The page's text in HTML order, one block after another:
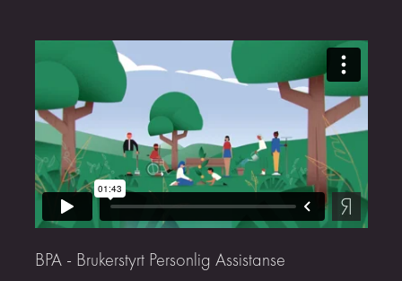
BPA - Brukerstyrt Personlig Assistanse